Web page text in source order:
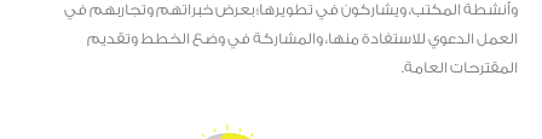
وأنشطة المكتب، ويشاركون في تطويرها؛ بعرض خبراتهم وتجاربهم في
العمل الدعوي للاستفادة منها، والمشاركة في وضع الخطط وتقديم
المقترحات العامة.